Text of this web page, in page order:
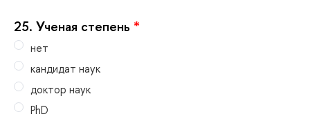
25. Ученая степень *
нет
кандидат наук
доктор наук
PhD